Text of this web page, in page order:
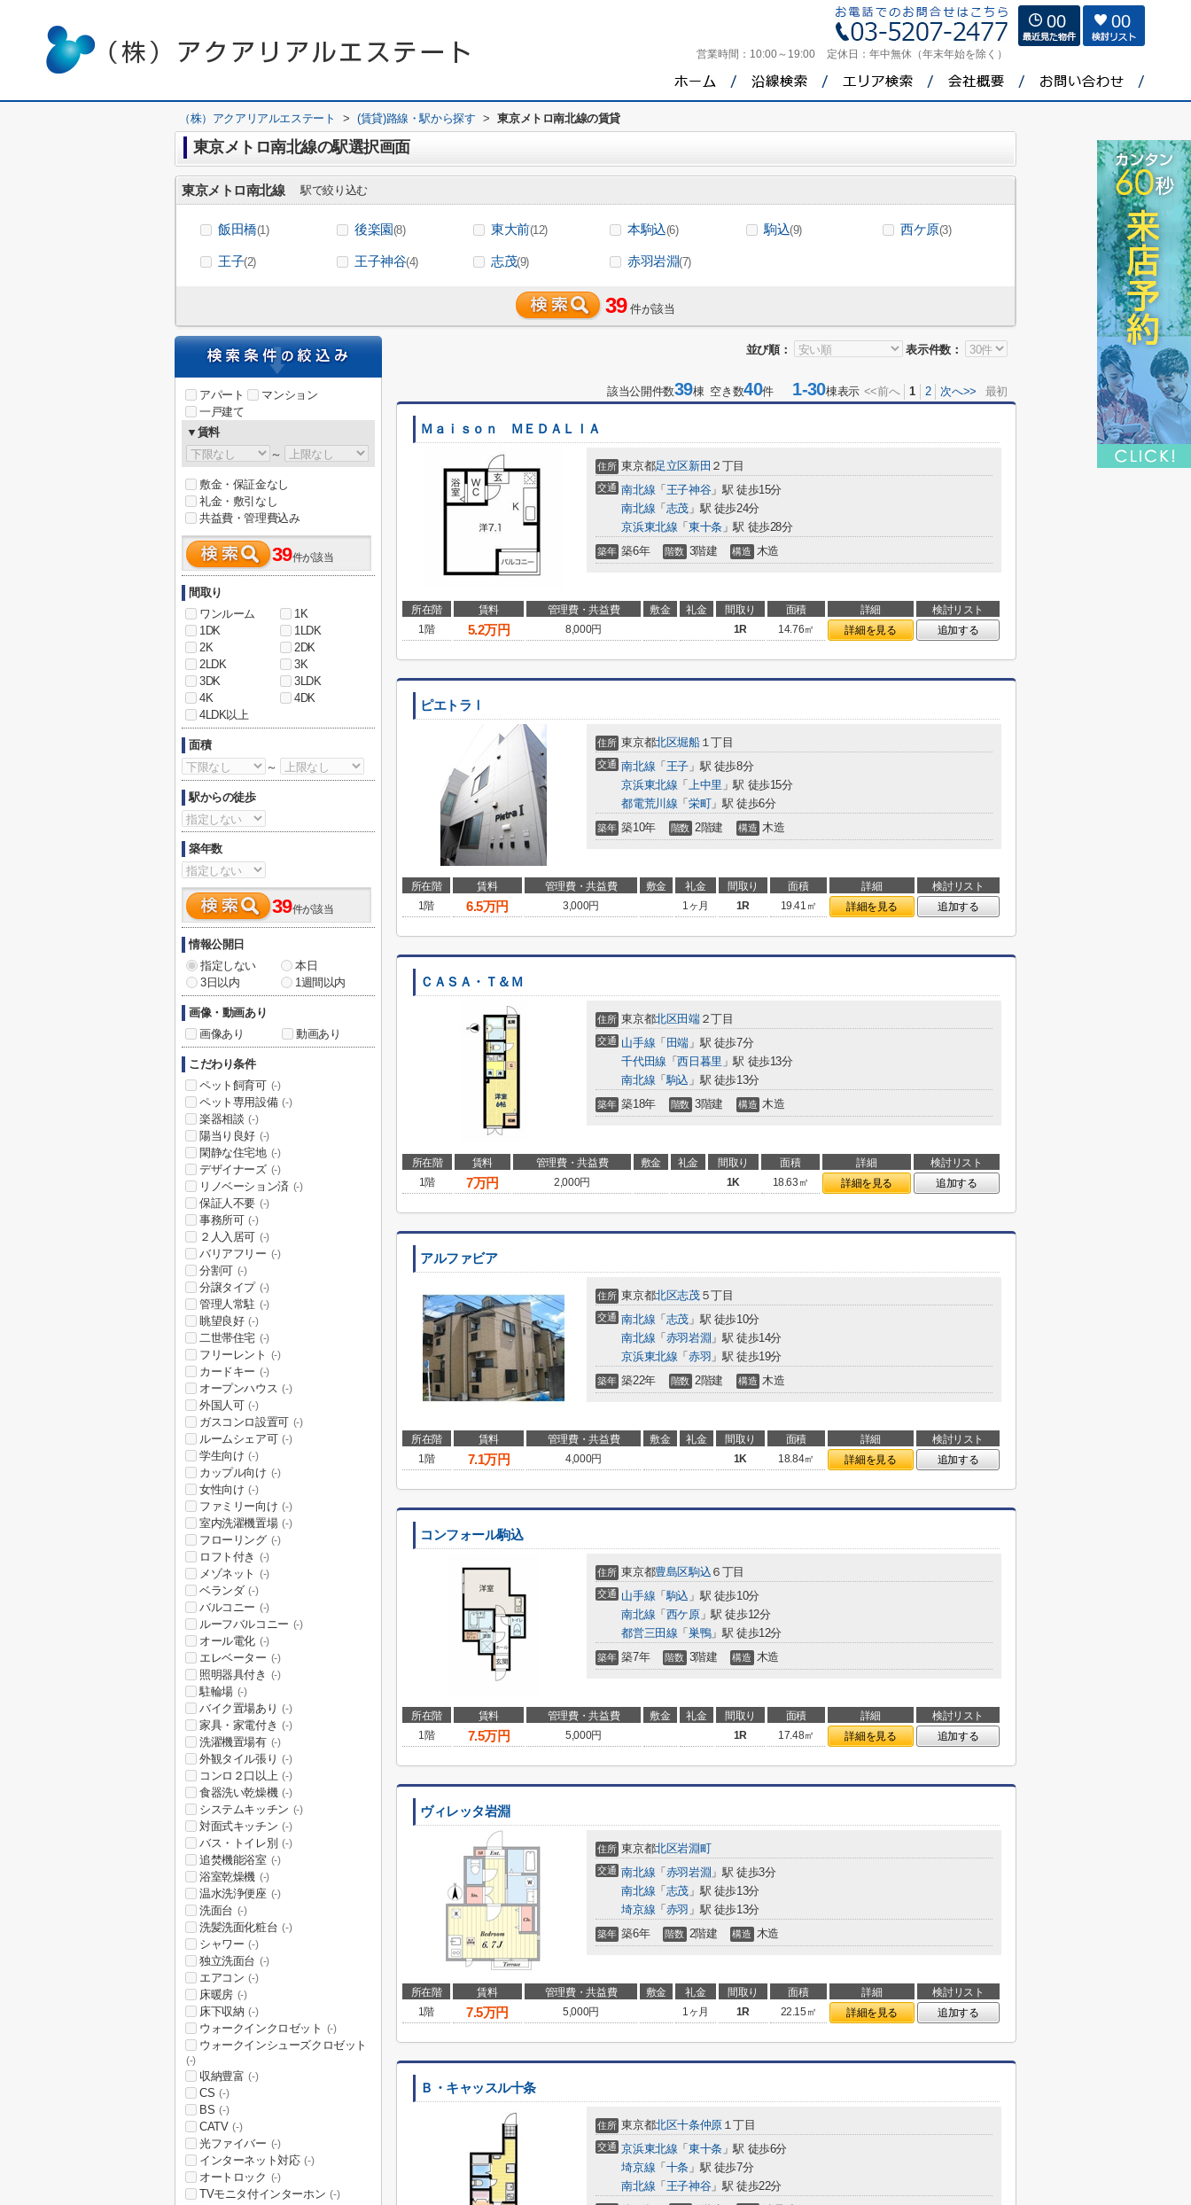
営業時間： 10:00～19:00 定休日： 年中無休（年末年始を除く）
00 00
（株）アクアリアルエステート > (賃貸)路線・駅から探す > 東京メトロ南北線の賃貸
東京メトロ南北線の駅選択画面
東京メトロ南北線 駅で絞り込む
飯田橋(1) 後楽園(8) 東大前(12) 本駒込(6) 駒込(9) 西ケ原(3)
王子(2) 王子神谷(4) 志茂(9) 赤羽岩淵(7)
39 件が該当
並び順： 表示件数：
該当公開件数39棟 空き数40件1-30棟表示 <<前へ 1 2 次へ>> 最初
Ｍａｉｓｏｎ ＭＥＤＡＬＩＡ
住所 東京都足立区新田 ２丁目
交通 南北線 「 王子神谷」駅 徒歩15分
南北線 「 志茂 」駅 徒歩24分
京浜東北線 「 東十条」駅 徒歩28分
築年 築6年 階数 3階建 構造 木造
所在階 賃料 管理費・共益費 敷金 礼金 間取り 面積 詳細
検討リスト
1階
5.2万円 8,000円 1R 14.76㎡ 詳細を見る 追加する
ピエトラⅠ
住所 東京都北区堀船１丁目
交通 南北線 「 王子 」駅 徒歩8分
京浜東北線 「 上中里 」駅 徒歩15分
都電荒川線 「 栄町」駅 徒歩6分
築年 築10年 階数 2階建 構造 木造
所在階 賃料 管理費・共益費 敷金 礼金 間取り 面積 詳細
検討リスト
1階
6.5万円 3,000円 1ヶ月 1R 19.41㎡ 詳細を見る 追加する
ＣＡＳＡ・Ｔ＆Ｍ
住所 東京都北区田端２丁目
交通 山手線 「 田端 」駅 徒歩7分
千代田線 「西日暮里 」駅 徒歩13分
南北線 「駒込 」駅 徒歩13分
築年 築18年 階数 3階建 構造 木造
所在階 賃料 管理費・共益費 敷金 礼金 間取り 面積 詳細
検討リスト
1階
7万円 2,000円 1K 18.63㎡ 詳細を見る 追加する
アルファビア
住所 東京都北区志茂５丁目
交通 南北線 「 志茂 」駅 徒歩10分
南北線 「 赤羽岩淵 」駅 徒歩14分
京浜東北線 「 赤羽 」駅 徒歩19分
築年 築22年 階数 2階建 構造 木造
所在階 賃料 管理費・共益費 敷金 礼金 間取り 面積 詳細
検討リスト
1階
7.1万円 4,000円 1K 18.84㎡ 詳細を見る 追加する
コンフォール駒込
住所 東京都豊島区駒込 ６丁目
交通 山手線 「駒込 」駅 徒歩10分
南北線 「 西ケ原」駅 徒歩12分
都営三田線 「 巣鴨」駅 徒歩12分
築年 築7年 階数 3階建 構造 木造
所在階 賃料 管理費・共益費 敷金 礼金 間取り 面積 詳細
検討リスト
1階
7.5万円 5,000円 1R 17.48㎡ 詳細を見る 追加する
ヴィレッタ岩淵
住所 東京都北区岩淵町
交通 南北線 「 赤羽岩淵 」駅 徒歩3分
南北線 「 志茂 」駅 徒歩13分
埼京線 「 赤羽 」駅 徒歩13分
築年 築6年 階数 2階建 構造 木造
所在階 賃料 管理費・共益費 敷金 礼金 間取り 面積 詳細
検討リスト
1階
7.5万円 5,000円 1ヶ月 1R 22.15㎡ 詳細を見る 追加する
Ｂ・キャッスル十条
住所 東京都北区十条仲原１丁目
交通 京浜東北線 「 東十条」駅 徒歩6分
埼京線 「 十条 」駅 徒歩7分
南北線 「 王子神谷」駅 徒歩22分
アパート
マンション
一戸建て
▼賃料
～
敷金・保証金なし
礼金・敷引なし
共益費・管理費込み
39件が該当
間取り
ワンルーム
1K
1DK
1LDK
2K
2DK
2LDK
3K
3DK
3LDK
4K
4DK
4LDK以上
面積
～
駅からの徒歩
築年数
39件が該当
情報公開日
指定しない
本日
3日以内
1週間以内
画像・動画あり
画像あり
動画あり
こだわり条件
ペット飼育可 (-)
ペット専用設備 (-)
楽器相談 (-)
陽当り良好 (-)
閑静な住宅地 (-)
デザイナーズ (-)
リノベーション済 (-)
保証人不要 (-)
事務所可 (-)
２人入居可 (-)
バリアフリー (-)
分割可 (-)
分譲タイプ (-)
管理人常駐 (-)
眺望良好 (-)
二世帯住宅 (-)
フリーレント (-)
カードキー (-)
オープンハウス (-)
外国人可 (-)
ガスコンロ設置可 (-)
ルームシェア可 (-)
学生向け (-)
カップル向け (-)
女性向け (-)
ファミリー向け (-)
室内洗濯機置場 (-)
フローリング (-)
ロフト付き (-)
メゾネット (-)
ベランダ (-)
バルコニー (-)
ルーフバルコニー (-)
オール電化 (-)
エレベーター (-)
照明器具付き (-)
駐輪場 (-)
バイク置場あり (-)
家具・家電付き (-)
洗濯機置場有 (-)
外観タイル張り (-)
コンロ２口以上 (-)
食器洗い乾燥機 (-)
システムキッチン (-)
対面式キッチン (-)
バス・トイレ別 (-)
追焚機能浴室 (-)
浴室乾燥機 (-)
温水洗浄便座 (-)
洗面台 (-)
洗髪洗面化粧台 (-)
シャワー (-)
独立洗面台 (-)
エアコン (-)
床暖房 (-)
床下収納 (-)
ウォークインクロゼット (-)
ウォークインシューズクロゼット
(-)
収納豊富 (-)
CS (-)
BS (-)
CATV (-)
光ファイバー (-)
インターネット対応 (-)
オートロック (-)
TVモニタ付インターホン (-)